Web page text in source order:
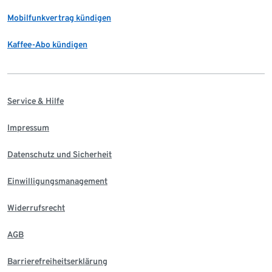
Mobilfunkvertrag kündigen
Kaffee-Abo kündigen
Service & Hilfe
Impressum
Datenschutz und Sicherheit
Einwilligungsmanagement
Widerrufsrecht
AGB
Barrierefreiheitserklärung